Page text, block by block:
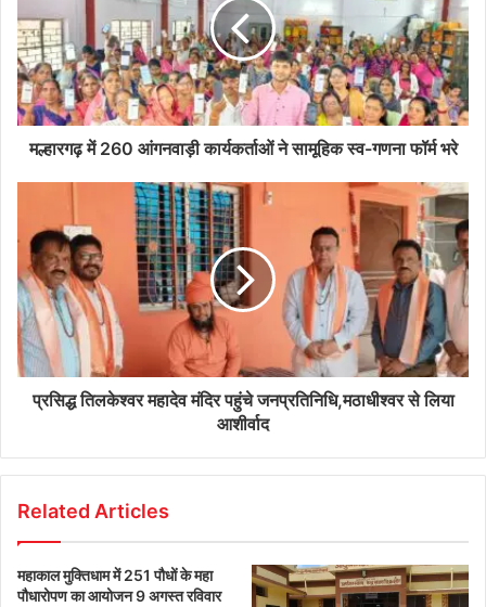
मल्हारगढ़ में 260 आंगनवाड़ी कार्यकर्ताओं ने सामूहिक स्व-गणना फॉर्म भरे
प्रसिद्ध तिलकेश्वर महादेव मंदिर पहुंचे जनप्रतिनिधि,मठाधीश्वर से लिया
आशीर्वाद
Related Articles
महाकाल मुक्तिधाम में 251 पौधों के महा
पौधारोपण का आयोजन 9 अगस्त रविवार